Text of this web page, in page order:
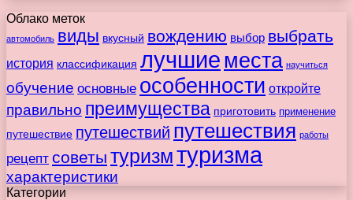
Облако меток
автомобиль виды вкусный вождению выбор выбрать
история классификация лучшиеместа научиться
обучение основные особенности откройте
правильно преимущества приготовить применение
путешествие путешествий путешествия работы
рецепт советы туризмтуризма
характеристики
Категории